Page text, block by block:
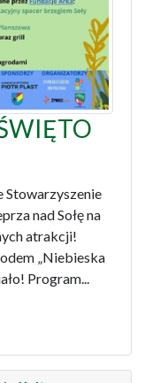
Stowarzyszenie
nad Sołę na
atrakcji!
„Niebieska
Program...